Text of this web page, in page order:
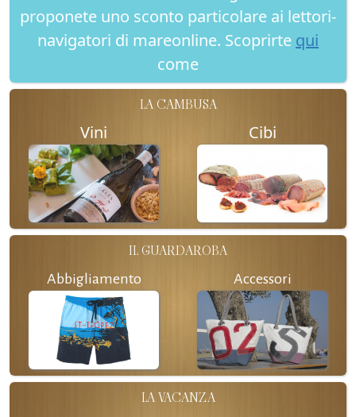
proponete uno sconto particolare ai lettori-
navigatori di mareonline. Scoprirte qui
come
LA CAMBUSA
Vini Cibi
IL GUARDAROBA
Abbigliamento Accessori
LA VACANZA